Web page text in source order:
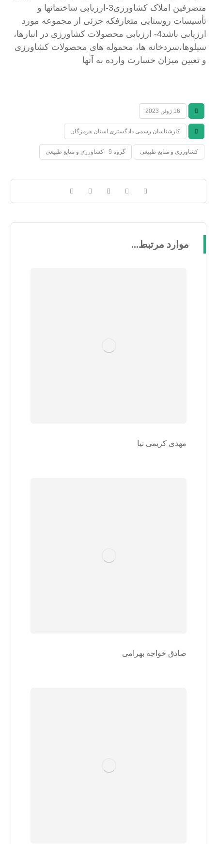
متصرفین املاک کشاورزی3-ارزیابی ساختمانها و
تأسیسات روستایی متعارفکه جزئی از مجموعه مورد
ارزیابی باشد4- ارزیابی محصولات کشاورزی در انبارها،
سیلوها،سردخانه ها، محموله های محصولات کشاورزی
و تعیین میزان خسارت وارده به آنها
16 ژوئن 2023
کارشناسان رسمی دادگستری استان هرمزگان
کشاورزی و منابع طبیعی گروه 9 - کشاورزی و منابع طبیعی
موارد مرتبط...
مهدی کریمی نیا
صادق خواجه بهرامی